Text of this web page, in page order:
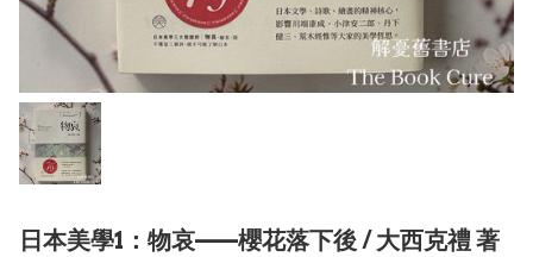
日本美學1：物哀——櫻花落下後 / 大西克禮 著